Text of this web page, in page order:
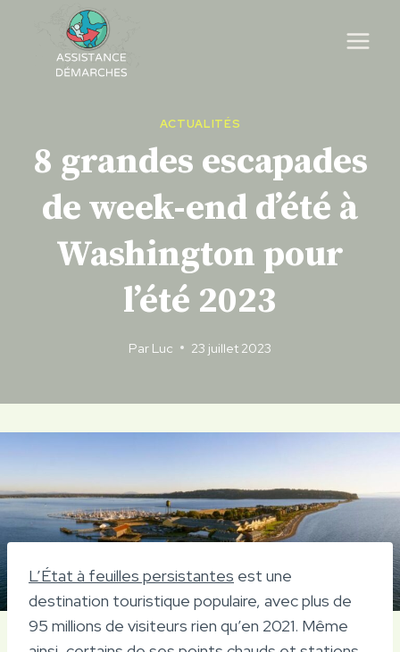
content
ACTUALITÉS
8 grandes escapades
de week-end d’été à
Washington pour
l’été 2023
Par Luc 23 juillet 2023
L’État à feuilles persistantes est une
destination touristique populaire, avec plus de
95 millions de visiteurs rien qu’en 2021. Même